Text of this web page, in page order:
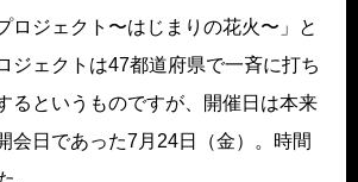
ロジェクト〜はじまりの花火〜」と
ジェクトは47都道府県で一斉に打ち
るというものですが、開催日は本来
会日であった7月24日（金）。時間